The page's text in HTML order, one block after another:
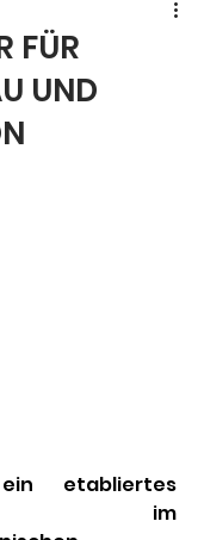
FÜR
UND
etabliertes
im